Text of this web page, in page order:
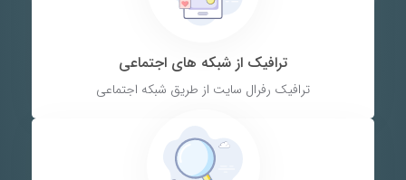
ترافیک از شبکه های اجتماعی
ترافیک رفرال سایت از طریق شبکه اجتماعی